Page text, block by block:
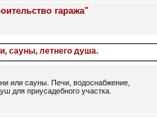
гаража"
сауны, летнего душа.
или сауны. Печи, водоснабжение,
для приусадебного участка.